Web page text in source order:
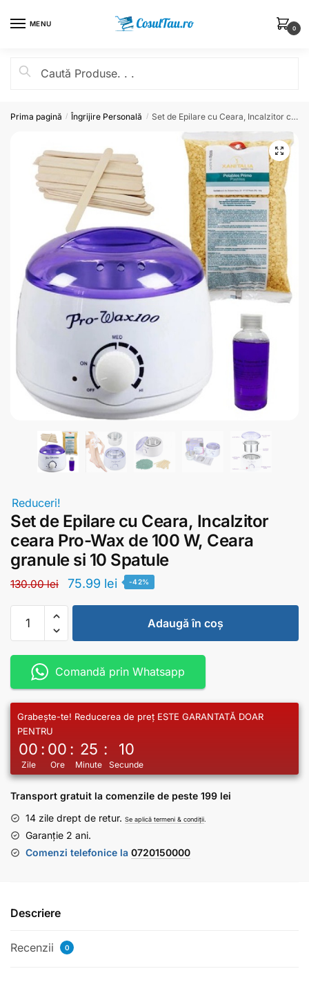
MENU
0
Prima pagină / Îngrijire Personală / Set de Epilare cu Ceara, Incalzitor ceara Pro-Wax de 100 W, Ceara granule si 10 Spatule
Reduceri!
Set de Epilare cu Ceara, Incalzitor
ceara Pro-Wax de 100 W, Ceara
granule si 10 Spatule
130.00lei 75.99 lei -42%
Adaugă în coș
Comandă prin Whatsapp
Grabește-te! Reducerea de preț ESTE GARANTATĂ DOAR
PENTRU
00
Zile
: 00
Ore
: 25
Minute
: 10
Secunde
Transport gratuit la comenzile de peste 199 lei
14 zile drept de retur. Se aplică termeni & condiții.
Garanție 2 ani.
Comenzi telefonice la 0720150000
Descriere
Recenzii 0